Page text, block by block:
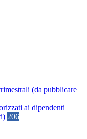
(da pubblicare
ai dipendenti
206